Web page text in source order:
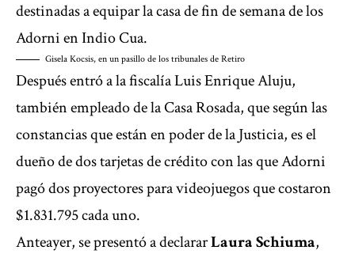
destinadas a equipar la casa de fin de semana de los
Adorni en Indio Cua.
Gisela Kocsis, en un pasillo de los tribunales de Retiro
Después entró a la fiscalía Luis Enrique Aluju,
también empleado de la Casa Rosada, que según las
constancias que están en poder de la Justicia, es el
dueño de dos tarjetas de crédito con las que Adorni
pagó dos proyectores para videojuegos que costaron
$1.831.795 cada uno.
Anteayer, se presentó a declararLaura Schiuma,